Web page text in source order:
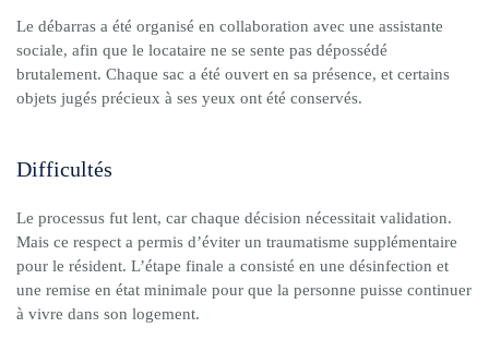
Le débarras a été organisé en collaboration avec une assistante
sociale, afin que le locataire ne se sente pas dépossédé
brutalement. Chaque sac a été ouvert en sa présence, et certains
objets jugés précieux à ses yeux ont été conservés.
Difficultés
Le processus fut lent, car chaque décision nécessitait validation.
Mais ce respect a permis d’éviter un traumatisme supplémentaire
pour le résident. L’étape finale a consisté en une désinfection et
une remise en état minimale pour que la personne puisse continuer
à vivre dans son logement.